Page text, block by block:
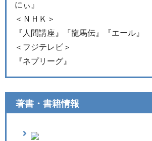
にぃ』
＜ＮＨＫ＞
『人間講座』『龍馬伝』『エール』
＜フジテレビ＞
『ネプリーグ』
著書・書籍情報